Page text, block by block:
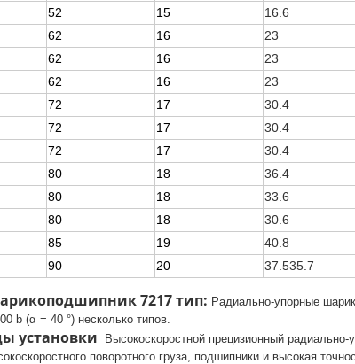
52 15 16.6
62 16 23
62 16 23
62 16 23
72 17 30.4
72 17 30.4
72 17 30.4
80 18 36.4
80 18 33.6
80 18 30.6
85 19 40.8
90 20 37.535.7
7217 тип: Радиально-упорные
b (α = 40 °) несколько типов.
установки Высокоскоростной прецизионный
поворотного груза, подшипники и высокая